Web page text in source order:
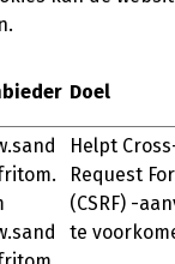
Doel
Helpt
Request
(CSRF) -
te